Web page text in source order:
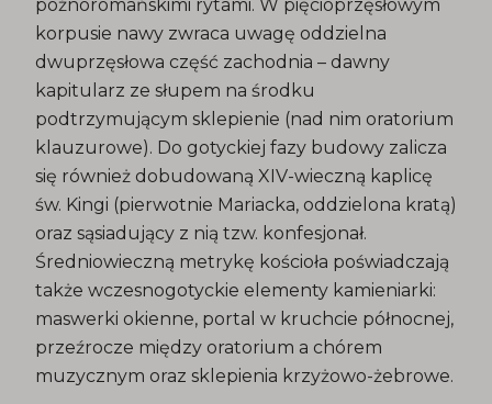
późnoromańskimi rytami. W pięcioprzęsłowym
korpusie nawy zwraca uwagę oddzielna
dwuprzęsłowa część zachodnia – dawny
kapitularz ze słupem na środku
podtrzymującym sklepienie (nad nim oratorium
klauzurowe). Do gotyckiej fazy budowy zalicza
się również dobudowaną XIV-wieczną kaplicę
św. Kingi (pierwotnie Mariacka, oddzielona kratą)
oraz sąsiadujący z nią tzw. konfesjonał.
Średniowieczną metrykę kościoła poświadczają
także wczesnogotyckie elementy kamieniarki:
maswerki okienne, portal w kruchcie północnej,
przeźrocze między oratorium a chórem
muzycznym oraz sklepienia krzyżowo-żebrowe.